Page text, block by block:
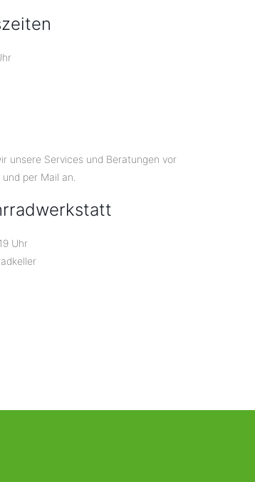
unsere Services und Beratungen vor
per Mail an.
Uhr